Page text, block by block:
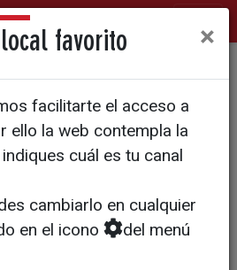
en
de Caixabank
favorito ×
facilitarte el acceso a
ello la web contempla la
cuál es tu canal
cambiarlo en cualquier
en el icono
del menú